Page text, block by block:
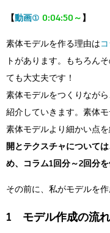
【動画① 0:04:50～】
素体モデルを作る理由は
トがあります。もちろん
ても大丈夫です！
素体モデルをつくりなが
紹介していきます。素体
素体モデルより細かい点
開とテクスチャについて
め、コラム1回分～2回分
その前に、私がモデルを
1 モデル作成の流れ